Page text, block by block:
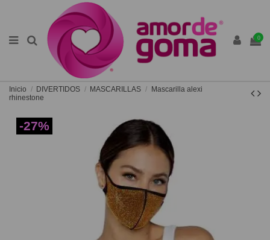
0
Inicio DIVERTIDOS MASCARILLAS
Mascarilla alexi
rhinestone
-27%